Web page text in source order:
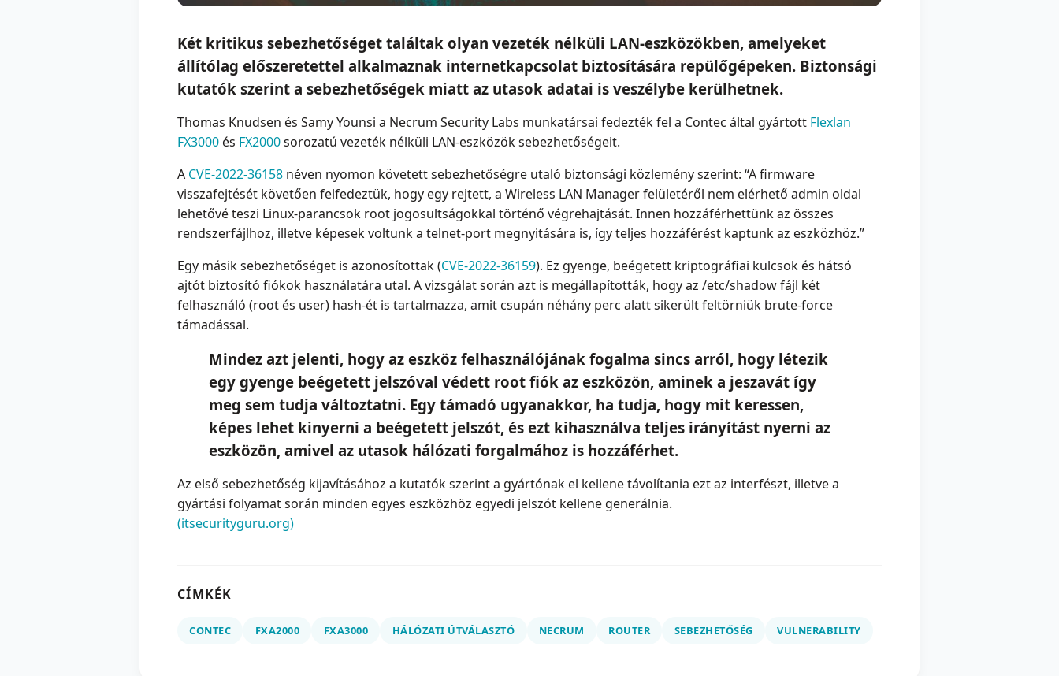
Két kritikus sebezhetőséget találtak olyan vezeték nélküli LAN-eszközökben, amelyeket
állítólag előszeretettel alkalmaznak internetkapcsolat biztosítására repülőgépeken. Biztonsági
kutatók szerint a sebezhetőségek miatt az utasok adatai is veszélybe kerülhetnek.
Thomas Knudsen és Samy Younsi a Necrum Security Labs munkatársai fedezték fel a Contec által gyártott Flexlan
FX3000 és FX2000sorozatú vezeték nélküli LAN-eszközök sebezhetőségeit.
A CVE-2022-36158 néven nyomon követett sebezhetőségre utaló biztonsági közlemény szerint: “A firmware
visszafejtését követően felfedeztük, hogy egy rejtett, a Wireless LAN Manager felületéről nem elérhető admin oldal
lehetővé teszi Linux-parancsok root jogosultságokkal történő végrehajtását. Innen hozzáférhettünk az összes
rendszerfájlhoz, illetve képesek voltunk a telnet-port megnyitására is, így teljes hozzáférést kaptunk az eszközhöz.”
Egy másik sebezhetőséget is azonosítottak (CVE-2022-36159). Ez gyenge, beégetett kriptográfiai kulcsok és hátsó
ajtót biztosító fiókok használatára utal. A vizsgálat során azt is megállapították, hogy az /etc/shadow fájl két
felhasználó (root és user) hash-ét is tartalmazza, amit csupán néhány perc alatt sikerült feltörniük brute-force
támadással.
Mindez azt jelenti, hogy az eszköz felhasználójának fogalma sincs arról, hogy létezik
egy gyenge beégetett jelszóval védett root fiók az eszközön, aminek a jeszavát így
meg sem tudja változtatni. Egy támadó ugyanakkor, ha tudja, hogy mit keressen,
képes lehet kinyerni a beégetett jelszót, és ezt kihasználva teljes irányítást nyerni az
eszközön, amivel az utasok hálózati forgalmához is hozzáférhet.
Az első sebezhetőség kijavításához a kutatók szerint a gyártónak el kellene távolítania ezt az interfészt, illetve a
gyártási folyamat során minden egyes eszközhöz egyedi jelszót kellene generálnia.
(itsecurityguru.org)
CÍMKÉK
CONTEC FXA2000 FXA3000 HÁLÓZATI ÚTVÁLASZTÓ NECRUM ROUTER SEBEZHETŐSÉG VULNERABILITY